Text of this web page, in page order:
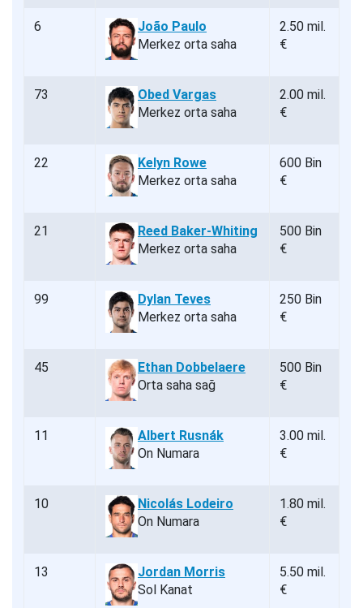
6
João Paulo
Merkez orta saha
2.50 mil.
€
73
Obed Vargas
Merkez orta saha
2.00 mil.
€
22
Kelyn Rowe
Merkez orta saha
600 Bin
€
21
Reed Baker-Whiting
Merkez orta saha
500 Bin
€
99
Dylan Teves
Merkez orta saha
250 Bin
€
45
Ethan Dobbelaere
Orta saha sağ
500 Bin
€
11
Albert Rusnák
On Numara
3.00 mil.
€
10
Nicolás Lodeiro
On Numara
1.80 mil.
€
13
Jordan Morris
Sol Kanat
5.50 mil.
€